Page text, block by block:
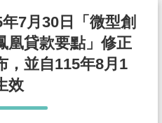
7月30日「微型創
凰貸款要點」修正
，並自115年8月1
效